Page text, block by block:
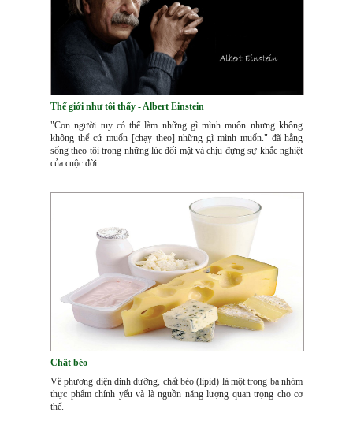
Thế giới như tôi thấy - Albert Einstein
"Con người tuy có thể làm những gì mình muốn nhưng không
không thể cứ muốn [chạy theo] những gì mình muốn." đã hằng
sống theo tôi trong những lúc đối mặt và chịu đựng sự khắc nghiệt
của cuộc đời
Chất béo
Về phương diện dinh dưỡng, chất béo (lipid) là một trong ba nhóm
thực phẩm chính yếu và là nguồn năng lượng quan trọng cho cơ
thể.